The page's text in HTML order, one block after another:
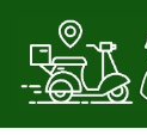
İçeriğe
geç